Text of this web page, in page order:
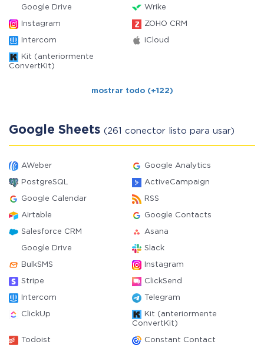
Google Drive Wrike
Instagram ZOHO CRM
Intercom iCloud
Kit (anteriormente
ConvertKit)
mostrar todo (+122)
Google Sheets (261 conector listo para usar)
AWeber Google Analytics
PostgreSQL ActiveCampaign
Google Calendar RSS
Airtable Google Contacts
Salesforce CRM Asana
Google Drive Slack
BulkSMS Instagram
Stripe ClickSend
Intercom Telegram
ClickUp
Kit (anteriormente
ConvertKit)
Todoist Constant Contact